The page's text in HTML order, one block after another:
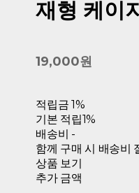
재형 케이
19,000원
적립금 1%
기본 적립1%
배송비 -
함께 구매 시 배송비
상품 보기
추가 금액